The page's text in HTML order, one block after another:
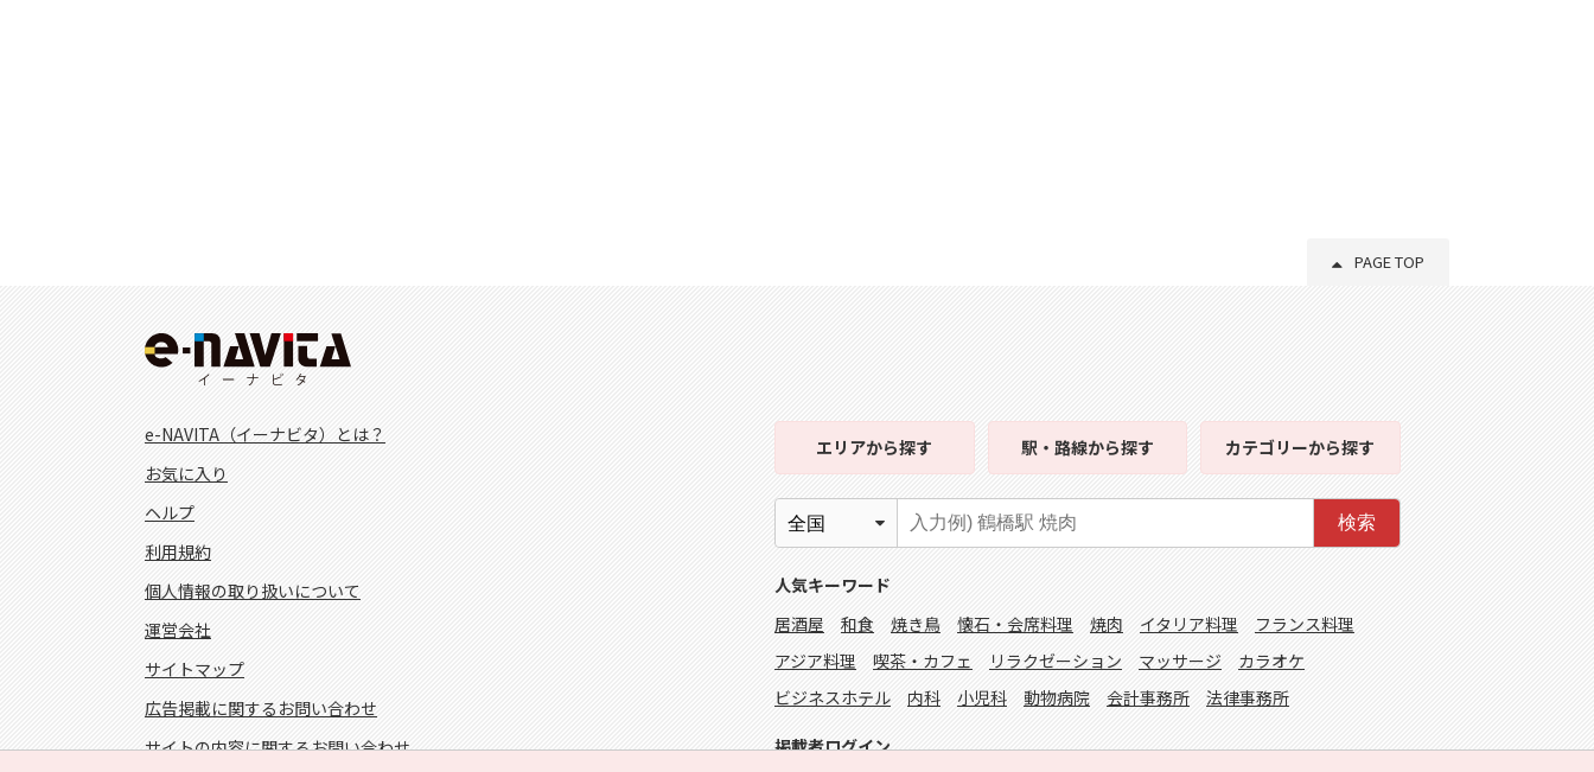
PAGE TOP
e-NAVITA（イーナビタ）とは？
お気に入り
ヘルプ
利用規約
個人情報の取り扱いについて
運営会社
サイトマップ
広告掲載に関するお問い合わせ
サイトの内容に関するお問い合わせ
エリアから探す 駅・路線から探す カテゴリーから探す
検索
人気キーワード
居酒屋
和食 焼き鳥 懐石・会席料理 焼肉 イタリア料理
フランス料理
アジア料理
喫茶・カフェ リラクゼーション マッサージ
カラオケ
ビジネスホテル
内科 小児科 動物病院 会計事務所 法律事務所
掲載者ログイン